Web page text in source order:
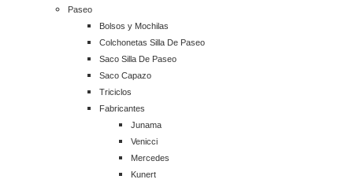
Paseo
Bolsos y Mochilas
Colchonetas Silla De Paseo
Saco Silla De Paseo
Saco Capazo
Triciclos
Fabricantes
Junama
Venicci
Mercedes
Kunert